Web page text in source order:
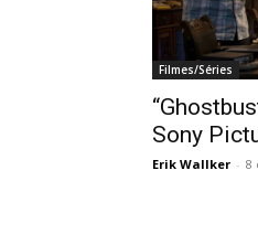
Filmes/Séries
Sony
Erik Wallker - 8